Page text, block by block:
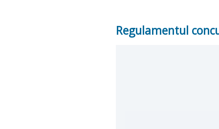
Regulamentul